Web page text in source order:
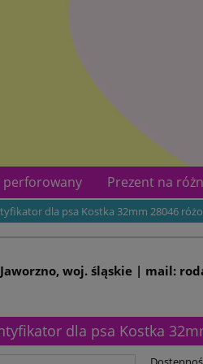
perforowany
Prezent na
dla psa Kostka 32mm 28046
woj. śląskie | mail:
dla psa Kostka